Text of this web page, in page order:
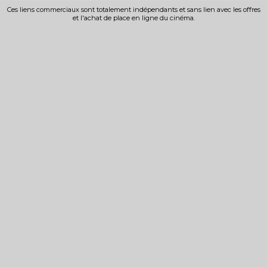
Ces liens commerciaux sont totalement indépendants et sans lien avec les offres
et l'achat de place en ligne du cinéma.